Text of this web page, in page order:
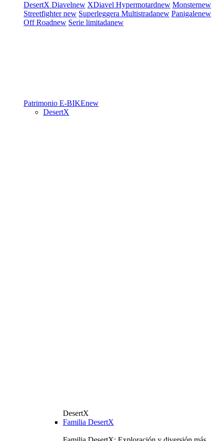
DesertX Diavelnew XDiavel Hypermotardnew Monsternew
Streetfighternew Superleggera Multistradanew Panigalenew
Off Roadnew Serie limitadanew
Patrimonio E-BIKEnew
DesertX
DesertX
Familia DesertX